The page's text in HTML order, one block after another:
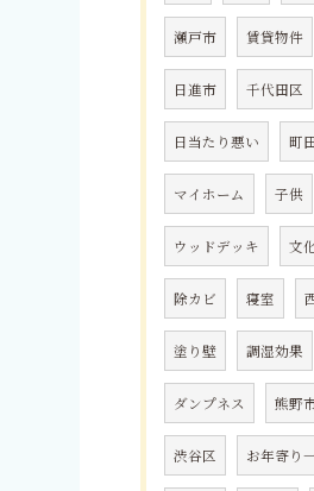
瀬戸市 賃貸物件
日進市 千代田区
日当たり悪い 町
マイホーム 子供
ウッドデッキ 文
除カビ 寝室
塗り壁 調湿効果
ダンプネス 熊野
渋谷区 お年寄り